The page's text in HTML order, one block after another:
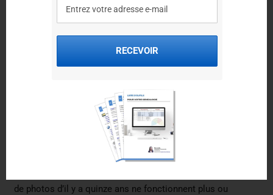
entreprises de ce type. Je ne vais donc pas pouvoir
18 novembre 2018 à 18 h 44 min
de photos d’il y a quinze ans ne fonctionnent plus ou
RECEVOIR